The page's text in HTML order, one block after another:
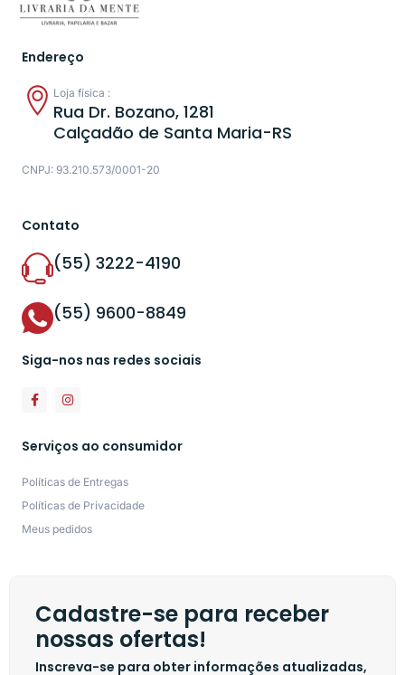
Endereço
Loja física :
Rua Dr. Bozano, 1281
Calçadão de Santa Maria-RS
CNPJ: 93.210.573/0001-20
Contato
(55) 3222-4190
(55) 9600-8849
Siga-nos nas redes sociais
Serviços ao consumidor
Políticas de Entregas
Políticas de Privacidade
Meus pedidos
Cadastre-se para receber
nossas ofertas!
Inscreva-se para obter informações atualizadas,